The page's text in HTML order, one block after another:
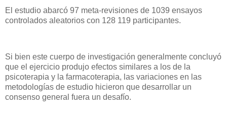
El estudio abarcó 97 meta-revisiones de 1039 ensayos
controlados aleatorios con 128 119 participantes.
Si bien este cuerpo de investigación generalmente concluyó
que el ejercicio produjo efectos similares a los de la
psicoterapia y la farmacoterapia, las variaciones en las
metodologías de estudio hicieron que desarrollar un
consenso general fuera un desafío.